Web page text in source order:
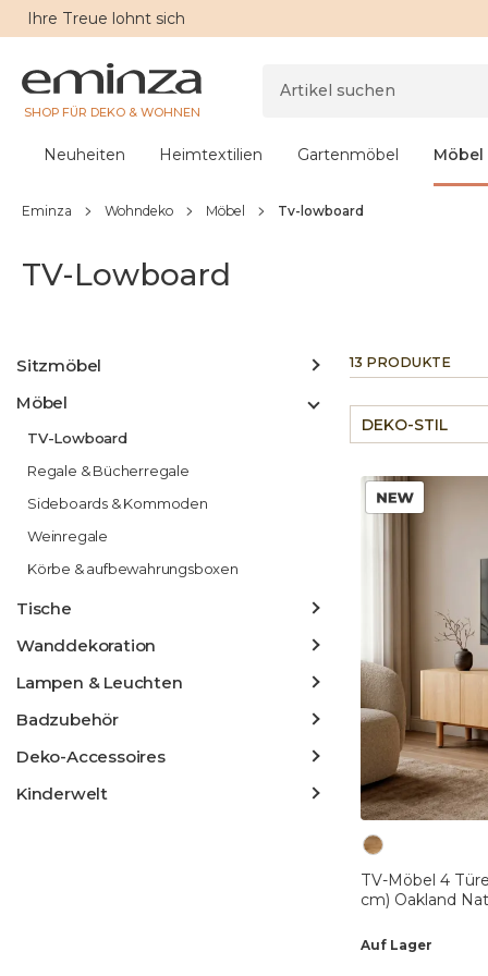
Ihre Treue lohnt sich
SHOP FÜR DEKO & WOHNEN
Neuheiten Heimtextilien Gartenmöbel Möbel
Eminza Wohndeko Möbel Tv-lowboard
TV-Lowboard
Sitzmöbel
Möbel
TV-Lowboard
Regale & Bücherregale
Sideboards & Kommoden
Weinregale
Körbe & aufbewahrungsboxen
Tische
Wanddekoration
Lampen & Leuchten
Badzubehör
Deko-Accessoires
Kinderwelt
13 PRODUKTE
DEKO-STIL
TV-Möbel 4
cm) Oakland
Auf Lager